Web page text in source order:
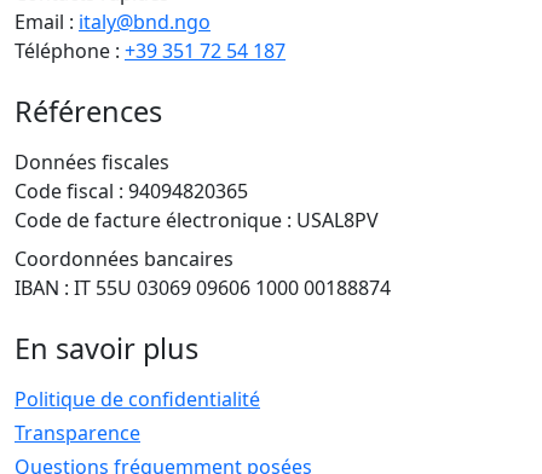
Email : italy@bnd.ngo
Téléphone : +39 351 72 54 187
Références
Données fiscales
Code fiscal : 94094820365
Code de facture électronique : USAL8PV
Coordonnées bancaires
IBAN : IT 55U 03069 09606 1000 00188874
En savoir plus
Politique de confidentialité
Transparence
Questions fréquemment posées